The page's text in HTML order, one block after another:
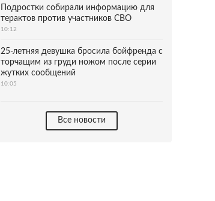
Подростки собирали информацию для
терактов против участников СВО
10:12
25-летняя девушка бросила бойфренда с
торчащим из груди ножом после серии
жутких сообщений
10:05
Все новости